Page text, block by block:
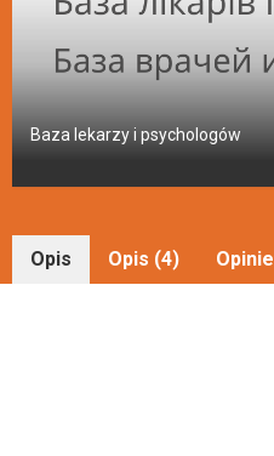
Baza lekarzy i psychologów
Opis Opis (4) Opinie